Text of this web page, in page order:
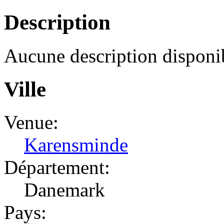
Description
Aucune description
Ville
Venue:
Karensminde
Département:
Danemark
Pays: